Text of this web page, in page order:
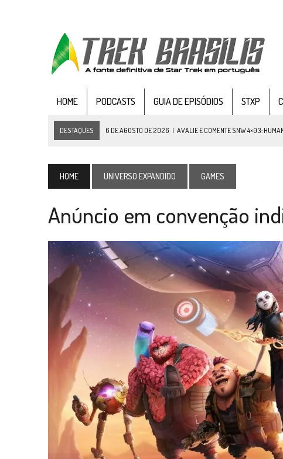
HOME PODCASTS GUIA DE EPISÓDIOS STXP
DESTAQUES 6 DE AGOSTO DE 2026 | AVALIE E COMENTE SNW 4×03:
3 DE AGOSTO DE 2026 | VEJA FOTOS DO TERCEIRO EPISÓDIO DA 4ª
3 DE AGOSTO DE 2026 PARAMOUNT E CBS DERRUBAM NOVO VÍDEO DO
TB AO VIVO | STAR TREK: STRANGE NEW WORLDS –
1 DE AGOSTO DE 2026 ELENCO DE STRANGE NEW WORLDS ENCARA O FIM DE
31 DE JULHO DE 2026 | GRANDES JORNADAS | QUATRO EPISÓDIOS DESTAR
31 DE JULHO DE 2026 BOX DELUXE DO ANO 5 DACOLEÇÃO TREK BRASILIS
6 DE AGOSTO DE 2026 NOVA TEMPORADA DETHE CENTER SEAT , SÉRIE
HOME UNIVERSO EXPANDIDO GAMES
Anúncio em convenção